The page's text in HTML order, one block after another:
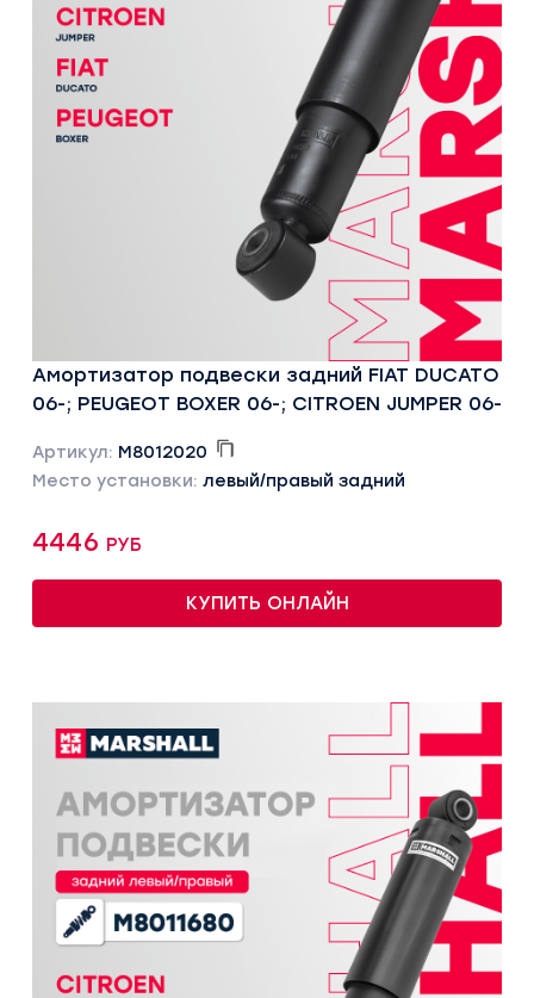
Амортизатор подвески задний FIAT DUCATO
06-; PEUGEOT BOXER 06-; CITROEN JUMPER 06-
Артикул: M8012020
Место установки: левый/правый задний
4446 руб
КУПИТЬ ОНЛАЙН